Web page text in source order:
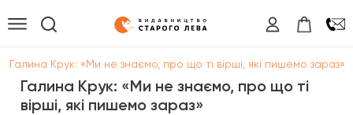
Галина Крук: «Ми не знаємо, про що ті вірші, які пишемо зараз»
Галина Крук: «Ми не знаємо, про що ті
вірші, які пишемо зараз»